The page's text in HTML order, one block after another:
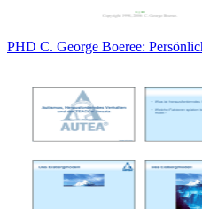
PHD C. George Boeree: